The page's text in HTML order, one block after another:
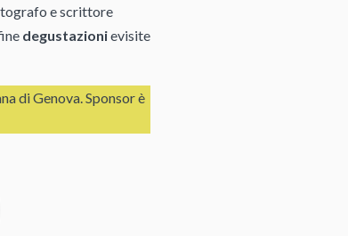
e scrittore
degustazionievisite
di Genova. Sponsor è